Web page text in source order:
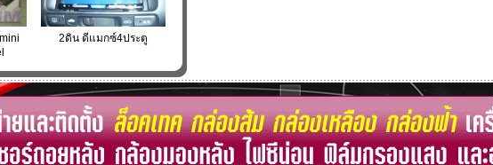
2ดิน ดีแมกซ์4ประตู